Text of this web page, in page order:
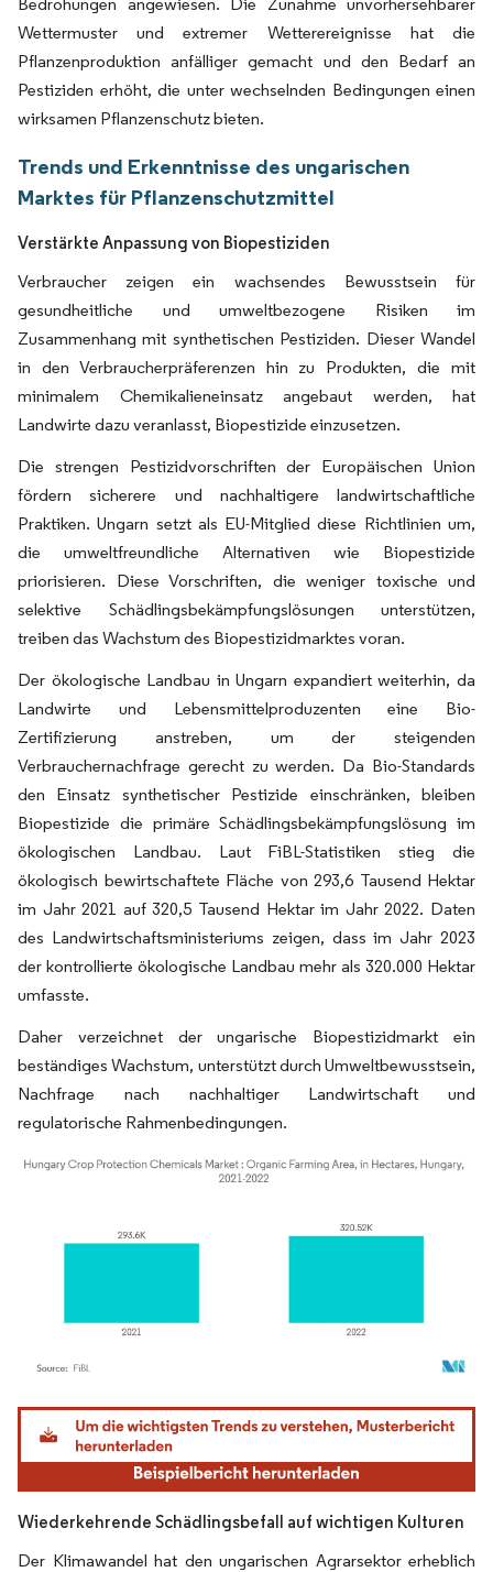
Wettermuster und extremer Wetterereignisse hat die
Pflanzenproduktion anfälliger gemacht und den Bedarf an
Pestiziden erhöht, die unter wechselnden Bedingungen einen
wirksamen Pflanzenschutz bieten.
Trends und Erkenntnisse des ungarischen
Marktes für Pflanzenschutzmittel
Verstärkte Anpassung von Biopestiziden
Verbraucher zeigen ein wachsendes Bewusstsein für
gesundheitliche und umweltbezogene Risiken im
Zusammenhang mit synthetischen Pestiziden. Dieser Wandel
in den Verbraucherpräferenzen hin zu Produkten, die mit
minimalem Chemikalieneinsatz angebaut werden, hat
Landwirte dazu veranlasst, Biopestizide einzusetzen.
Die strengen Pestizidvorschriften der Europäischen Union
fördern sicherere und nachhaltigere landwirtschaftliche
Praktiken. Ungarn setzt als EU-Mitglied diese Richtlinien um,
die umweltfreundliche Alternativen wie Biopestizide
priorisieren. Diese Vorschriften, die weniger toxische und
selektive Schädlingsbekämpfungslösungen unterstützen,
treiben das Wachstum des Biopestizidmarktes voran.
Der ökologische Landbau in Ungarn expandiert weiterhin, da
Landwirte und Lebensmittelproduzenten eine Bio-
Zertifizierung anstreben, um der steigenden
Verbrauchernachfrage gerecht zu werden. Da Bio-Standards
den Einsatz synthetischer Pestizide einschränken, bleiben
Biopestizide die primäre Schädlingsbekämpfungslösung im
ökologischen Landbau. Laut FiBL-Statistiken stieg die
ökologisch bewirtschaftete Fläche von 293,6 Tausend Hektar
im Jahr 2021 auf 320,5 Tausend Hektar im Jahr 2022. Daten
des Landwirtschaftsministeriums zeigen, dass im Jahr 2023
der kontrollierte ökologische Landbau mehr als 320.000 Hektar
umfasste.
Daher verzeichnet der ungarische Biopestizidmarkt ein
beständiges Wachstum, unterstützt durch Umweltbewusstsein,
Nachfrage nach nachhaltiger Landwirtschaft und
regulatorische Rahmenbedingungen.
Bild © Mordor Intelligence. Wiederverwendung erfordert Namensnennung gemäß
Wiederkehrende Schädlingsbefall auf wichtigen Kulturen
Der Klimawandel hat den ungarischen Agrarsektor erheblich